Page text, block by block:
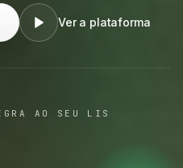
Ver a plataforma
AO SEU LIS